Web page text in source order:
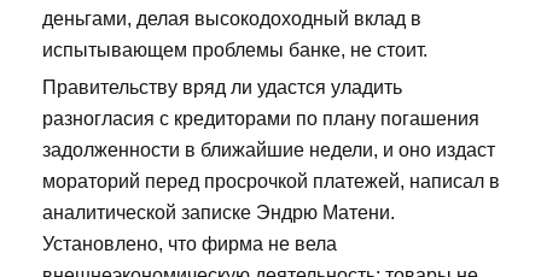
деньгами, делая высокодоходный вклад в
испытывающем проблемы банке, не стоит.
Правительству вряд ли удастся уладить
разногласия с кредиторами по плану погашения
задолженности в ближайшие недели, и оно издаст
мораторий перед просрочкой платежей, написал в
аналитической записке Эндрю Матени.
Установлено, что фирма не вела